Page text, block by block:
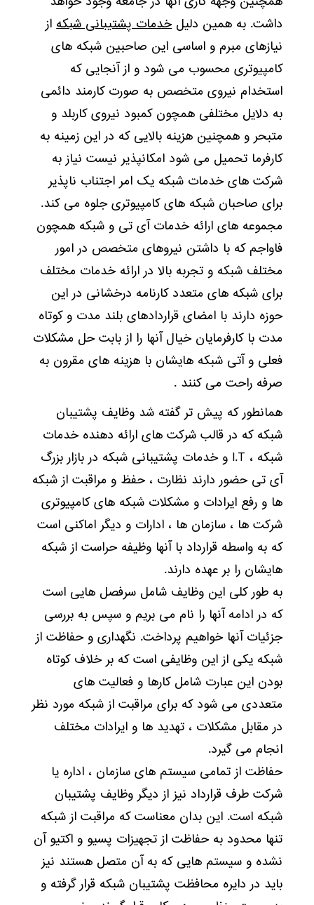
داشت. به همین دلیلخدمات پشتیبانی شبکهاز
نیازهای مبرم و اساسی این صاحبین شبکه های
کامپیوتری محسوب می شود و از آنجایی که
استخدام نیروی متخصص به صورت کارمند دائمی
به دلایل مختلفی همچون کمبود نیروی کاربلد و
متبحر و همچنین هزینه بالایی که در این زمینه به
کارفرما تحمیل می شود امکانپذیر نیست نیاز به
شرکت های خدمات شبکه یک امر اجتناب ناپذیر
برای صاحبان شبکه های کامپیوتری جلوه می کند.
مجموعه های ارائه خدمات آی تی و شبکه همچون
فاواجم که با داشتن نیروهای متخصص در امور
مختلف شبکه و تجربه بالا در ارائه خدمات مختلف
برای شبکه های متعدد کارنامه درخشانی در این
حوزه دارند با امضای قراردادهای بلند مدت و کوتاه
مدت با کارفرمایان خیال آنها را از بابت حل مشکلات
فعلی و آتی شبکه هایشان با هزینه های مقرون به
صرفه راحت می کنند .
همانطور که پیش تر گفته شد وظایف پشتیبان
شبکه که در قالب شرکت های ارائه دهنده خدمات
شبکه ، I.T و خدمات پشتیبانی شبکه در بازار بزرگ
آی تی حضور دارند نظارت ، حفظ و مراقبت از شبکه
ها و رفع ایرادات و مشکلات شبکه های کامپیوتری
شرکت ها ، سازمان ها ، ادارات و دیگر اماکنی است
که به واسطه قرارداد با آنها وظیفه حراست از شبکه
هایشان را بر عهده دارند.
به طور کلی این وظایف شامل سرفصل هایی است
که در ادامه آنها را نام می بریم و سپس به بررسی
جزئیات آنها خواهیم پرداخت. نگهداری و حفاظت از
شبکه یکی از این وظایفی است که بر خلاف کوتاه
بودن این عبارت شامل کارها و فعالیت های
متعددی می شود که برای مراقبت از شبکه مورد نظر
در مقابل مشکلات ، تهدید ها و ایرادات مختلف
انجام می گیرد.
حفاظت از تمامی سیستم های سازمان ، اداره یا
شرکت طرف قرارداد نیز از دیگر وظایف پشتیبان
شبکه است. این بدان معناست که مراقبت از شبکه
تنها محدود به حفاظت از تجهیزات پسیو و اکتیو آن
نشده و سیستم هایی که به آن متصل هستند نیز
باید در دایره محافظت پشتیبان شبکه قرار گرفته و